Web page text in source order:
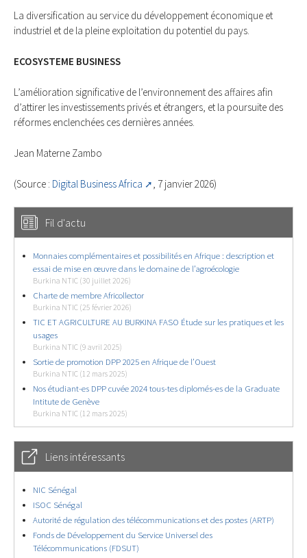
La diversification au service du développement économique et
industriel et de la pleine exploitation du potentiel du pays.
ECOSYSTEME BUSINESS
L’amélioration significative de l’environnement des affaires afin
d’attirer les investissements privés et étrangers, et la poursuite des
réformes enclenchées ces dernières années.
Jean Materne Zambo
(Source : Digital Business Africa , 7 janvier 2026)
Fil d'actu
Monnaies complémentaires et possibilités en Afrique : description et
essai de mise en œuvre dans le domaine de l’agroécologie
Burkina NTIC (30 juillet 2026)
Charte de membre Africollector
Burkina NTIC (25 février 2026)
TIC ET AGRICULTURE AU BURKINA FASO Étude sur les pratiques et les
usages
Burkina NTIC (9 avril 2025)
Sortie de promotion DPP 2025 en Afrique de l’Ouest
Burkina NTIC (12 mars 2025)
Nos étudiant-es DPP cuvée 2024 tous-tes diplomés-es de la Graduate
Intitute de Genève
Burkina NTIC (12 mars 2025)
Liens intéressants
NIC Sénégal
ISOC Sénégal
Autorité de régulation des télécommunications et des postes (ARTP)
Fonds de Développement du Service Universel des
Télécommunications (FDSUT)